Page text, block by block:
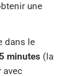
une
dans le
minutes (la
avec